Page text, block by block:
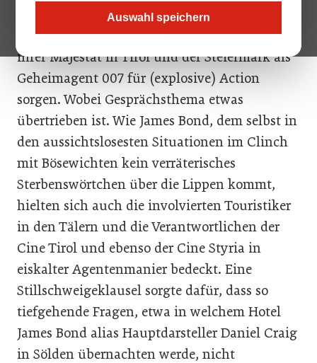
Auswahl speichern
Es war das vorweihnachtliche
Gesprächsthema. James Bond wird im Auftrag
ihrer Majestät in Tirol und der Steiermark als
Geheimagent 007 für (explosive) Action
sorgen. Wobei Gesprächsthema etwas
übertrieben ist. Wie James Bond, dem selbst in
den aussichtslosesten Situationen im Clinch
mit Bösewichten kein verräterisches
Sterbenswörtchen über die Lippen kommt,
hielten sich auch die involvierten Touristiker
in den Tälern und die Verantwortlichen der
Cine Tirol und ebenso der Cine Styria in
eiskalter Agentenmanier bedeckt. Eine
Stillschweigeklausel sorgte dafür, dass so
tiefgehende Fragen, etwa in welchem Hotel
James Bond alias Hauptdarsteller Daniel Craig
in Sölden übernachten werde, nicht